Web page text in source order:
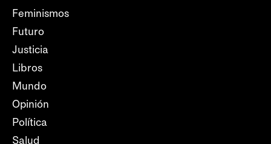
Feminismos
Futuro
Justicia
Libros
Mundo
Opinión
Política
Salud